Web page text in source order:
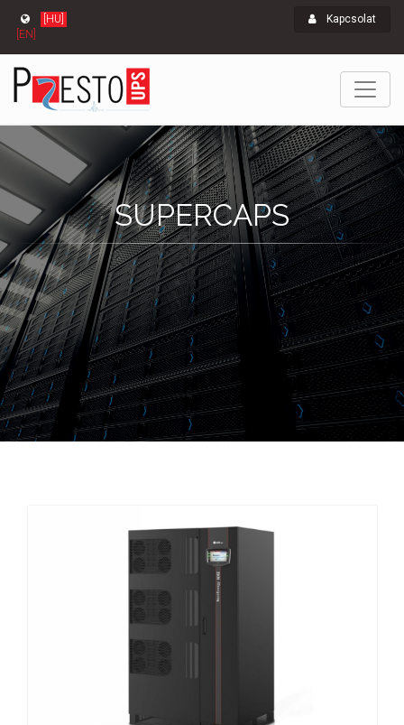
[HU]
[EN]
Kapcsolat
SUPERCAPS